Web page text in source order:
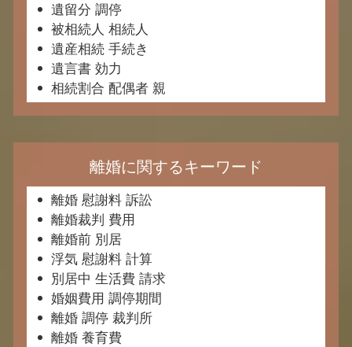
遺留分 調停
被相続人 相続人
遺産相続 手続き
遺言書 効力
相続割合 配偶者 親
離婚に関するキーワード
離婚 慰謝料 訴訟
離婚裁判 費用
離婚前 別居
浮気 慰謝料 計算
別居中 生活費 請求
婚姻費用 調停期間
離婚 調停 裁判所
離婚 養育費